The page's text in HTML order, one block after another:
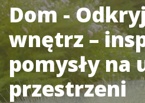
Dom -
wnętrz –
pomysły na
przestrzeni